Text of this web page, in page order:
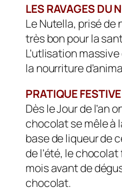
LES RAVAGES DU
Le Nutella, prisé
très bon pour la
L’utlisation
la nourriture
PRATIQUE
Dès le Jour de l’an
chocolat se mêle à
base de liqueur de
de l’été, le
mois avant de
chocolat.